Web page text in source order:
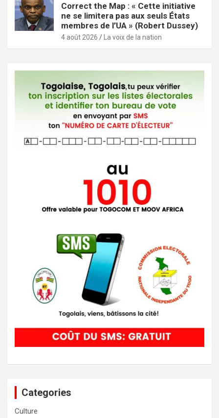
Correct the Map : « Cette initiative
ne se limitera pas aux seuls États
membres de l’UA » (Robert Dussey)
4 août 2026 La voix de la nation
Categories
Culture